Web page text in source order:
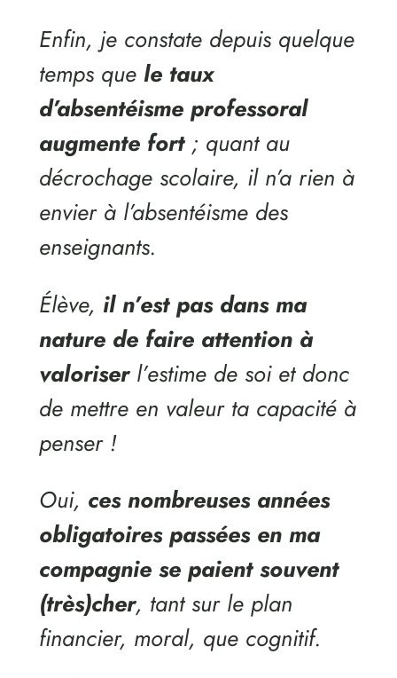
Enfin, je constate depuis quelque
temps que le taux
d’absentéisme professoral
augmente fort; quant au
décrochage scolaire, il n’a rien à
envier à l’absentéisme des
enseignants.
Élève, il n’est pas dans ma
nature de faire attention à
valoriserl’estime de soi et donc
de mettre en valeur ta capacité à
penser !
Oui, ces nombreuses années
obligatoires passées en ma
compagnie se paient souvent
(très)cher, tant sur le plan
financier, moral, que cognitif.